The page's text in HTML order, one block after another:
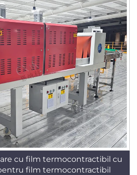
cu film termocontractibil cu
film termocontractibil